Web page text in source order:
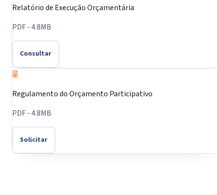
Relatório de Execução Orçamentária
PDF - 4.8MB
Consultar
Regulamento do Orçamento Participativo
PDF - 4.8MB
Solicitar